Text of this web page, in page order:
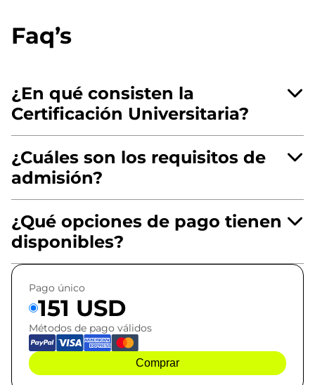
Faq’s
¿En qué consisten la
Certificación Universitaria?
¿Cuáles son los requisitos de
admisión?
¿Qué opciones de pago tienen
disponibles?
Pago único
151 USD
Métodos de pago válidos
Comprar